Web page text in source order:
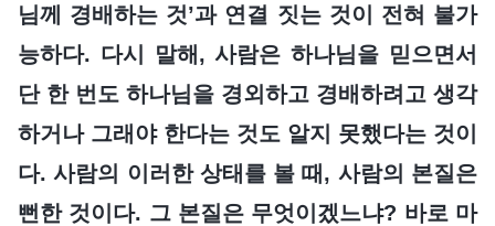
님께 경배하는 것’과 연결 짓는 것이 전혀 불가
능하다. 다시 말해, 사람은 하나님을 믿으면서
단 한 번도 하나님을 경외하고 경배하려고 생각
하거나 그래야 한다는 것도 알지 못했다는 것이
다. 사람의 이러한 상태를 볼 때, 사람의 본질은
뻔한 것이다. 그 본질은 무엇이겠느냐? 바로 마